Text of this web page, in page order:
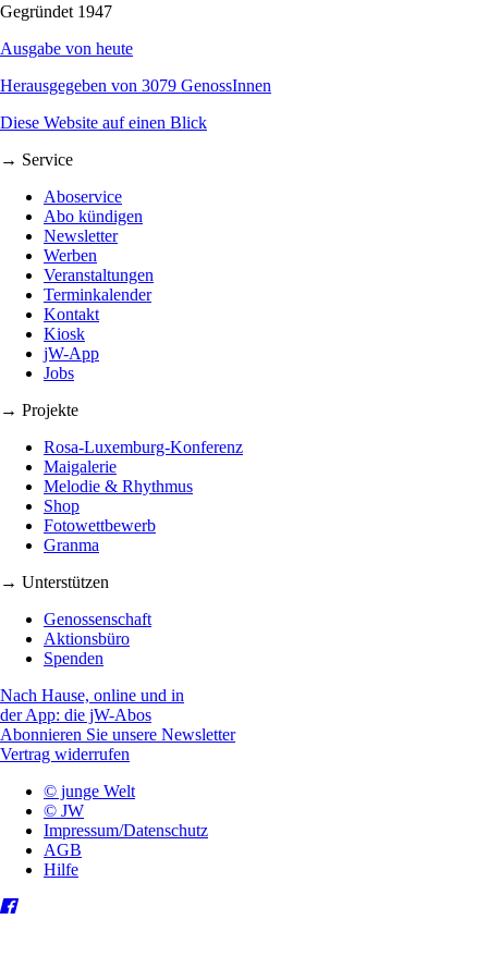
Gegründet 1947
Ausgabe von heute
Herausgegeben von 3079 GenossInnen
Diese Website auf einen Blick
→ Service
Aboservice
Abo kündigen
Newsletter
Werben
Veranstaltungen
Terminkalender
Kontakt
Kiosk
jW-App
Jobs
→ Projekte
Rosa-Luxemburg-Konferenz
Maigalerie
Melodie & Rhythmus
Shop
Fotowettbewerb
Granma
→ Unterstützen
Genossenschaft
Aktionsbüro
Spenden
Nach Hause, online und in
der App: die jW-Abos
Abonnieren Sie unsere Newsletter
Vertrag widerrufen
© junge Welt
© JW
Impressum/Datenschutz
AGB
Hilfe